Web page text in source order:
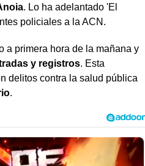
. Lo ha adelantado 'El
policiales a la ACN.
a primera hora de la mañana y
y registros. Esta
delitos contra la salud pública
.